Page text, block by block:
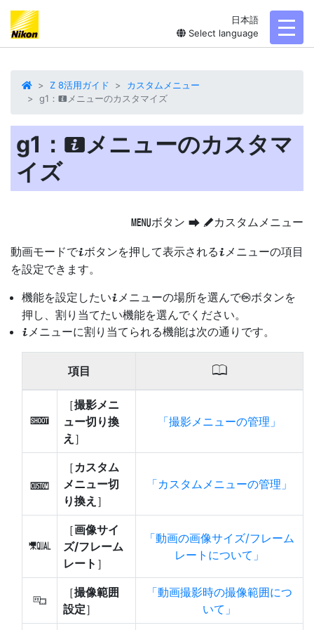
日本語
Select language
Z 8活用ガイド
カスタムメニュー
g1： i メニューのカスタマイズ
g1： iメニューのカスタマ
イズ
Gボタン U Aカスタムメニュー
動画モードでiボタンを押して表示される i メニューの項目
を設定できます。
機能を設定したいi メニューの場所を選んでJボタンを
押し、割り当てたい機能を選んでください。
i メニューに割り当てられる機能は次の通りです。
項目 0
n
［撮影メニ
ュー切り換
え ］
撮影メニューの管理
j
［カスタム
メニュー切
り換え ］
カスタムメニューの管理
G
［画像サイ
ズ/フレーム
レート ］
動画の画像サイズ/フレーム
レートについて
J
［撮像範囲
設定］
動画撮影時の撮像範囲につ
いて